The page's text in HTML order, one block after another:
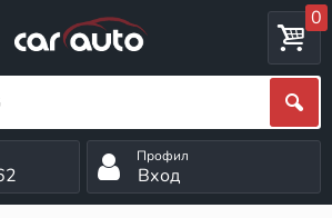
0
Вход